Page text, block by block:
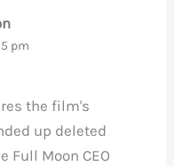
pm
the film's
up deleted
Full Moon CEO